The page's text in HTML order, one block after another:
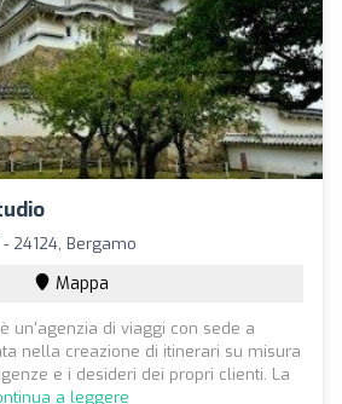
24124, Bergamo
Mappa
un'agenzia di viaggi con sede a
nella creazione di itinerari su misura
e i desideri dei propri clienti. La
a leggere